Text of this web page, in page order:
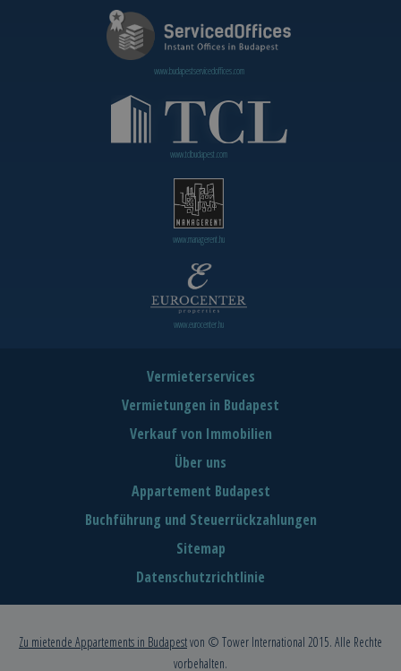
www.budapestservicedoffices.com
www.tclbudapest.com
www.managerent.hu
www.eurocenter.hu
Vermieterservices
Vermietungen in Budapest
Verkauf von Immobilien
Über uns
Appartement Budapest
Buchführung und Steuerrückzahlungen
Sitemap
Datenschutzrichtlinie
Zu mietende Appartements in Budapestvon © Tower International 2015. Alle Rechte
vorbehalten.